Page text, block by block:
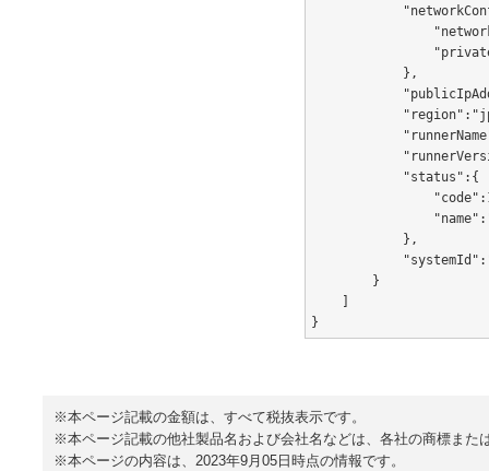
            },
            "status":{
            },
        }
    ]
}
※本ページ記載の金額は、すべて税抜表示です。
※本ページ記載の他社製品名および会社名などは、各社の商標また
※本ページの内容は、2023年9月05日時点の情報です。